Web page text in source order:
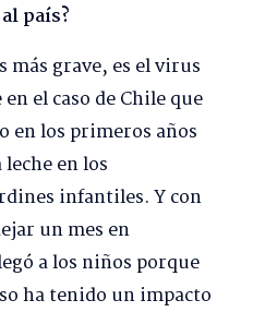
país?
más grave, es el virus
el caso de Chile que
en los primeros años
en los
infantiles. Y con
un mes en
a los niños porque
ha tenido un impacto